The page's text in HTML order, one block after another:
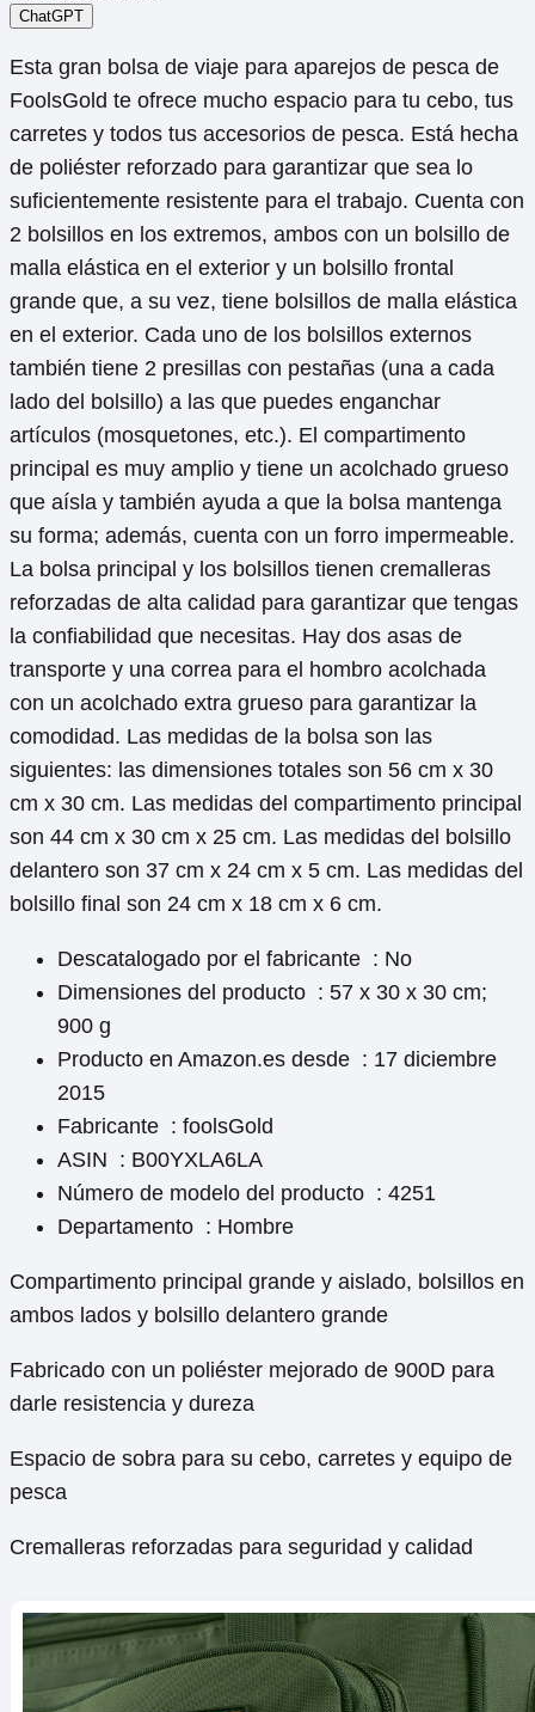
ChatGPT
Esta gran bolsa de viaje para aparejos de pesca de
FoolsGold te ofrece mucho espacio para tu cebo, tus
carretes y todos tus accesorios de pesca. Está hecha
de poliéster reforzado para garantizar que sea lo
suficientemente resistente para el trabajo. Cuenta con
2 bolsillos en los extremos, ambos con un bolsillo de
malla elástica en el exterior y un bolsillo frontal
grande que, a su vez, tiene bolsillos de malla elástica
en el exterior. Cada uno de los bolsillos externos
también tiene 2 presillas con pestañas (una a cada
lado del bolsillo) a las que puedes enganchar
artículos (mosquetones, etc.). El compartimento
principal es muy amplio y tiene un acolchado grueso
que aísla y también ayuda a que la bolsa mantenga
su forma; además, cuenta con un forro impermeable.
La bolsa principal y los bolsillos tienen cremalleras
reforzadas de alta calidad para garantizar que tengas
la confiabilidad que necesitas. Hay dos asas de
transporte y una correa para el hombro acolchada
con un acolchado extra grueso para garantizar la
comodidad. Las medidas de la bolsa son las
siguientes: las dimensiones totales son 56 cm x 30
cm x 30 cm. Las medidas del compartimento principal
son 44 cm x 30 cm x 25 cm. Las medidas del bolsillo
delantero son 37 cm x 24 cm x 5 cm. Las medidas del
bolsillo final son 24 cm x 18 cm x 6 cm.
Descatalogado por el fabricante ‏ ‎: No
Dimensiones del producto ‏ ‎: 57 x 30 x 30 cm;
900 g
Producto en Amazon.es desde ‏ ‎: 17 diciembre
2015
Fabricante ‏ ‎: foolsGold
ASIN ‏ ‎: B00YXLA6LA
Número de modelo del producto ‏ ‎: 4251
Departamento ‏ ‎: Hombre
Compartimento principal grande y aislado, bolsillos en
ambos lados y bolsillo delantero grande
Fabricado con un poliéster mejorado de 900D para
darle resistencia y dureza
Espacio de sobra para su cebo, carretes y equipo de
pesca
Cremalleras reforzadas para seguridad y calidad